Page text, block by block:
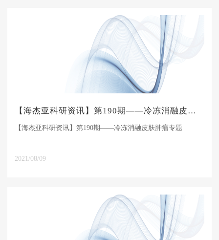
【海杰亚科研资讯】第190期——冷冻消融皮肤肿瘤专题
【海杰亚科研资讯】第190期——冷冻消融皮肤肿瘤专题
2021/08/09